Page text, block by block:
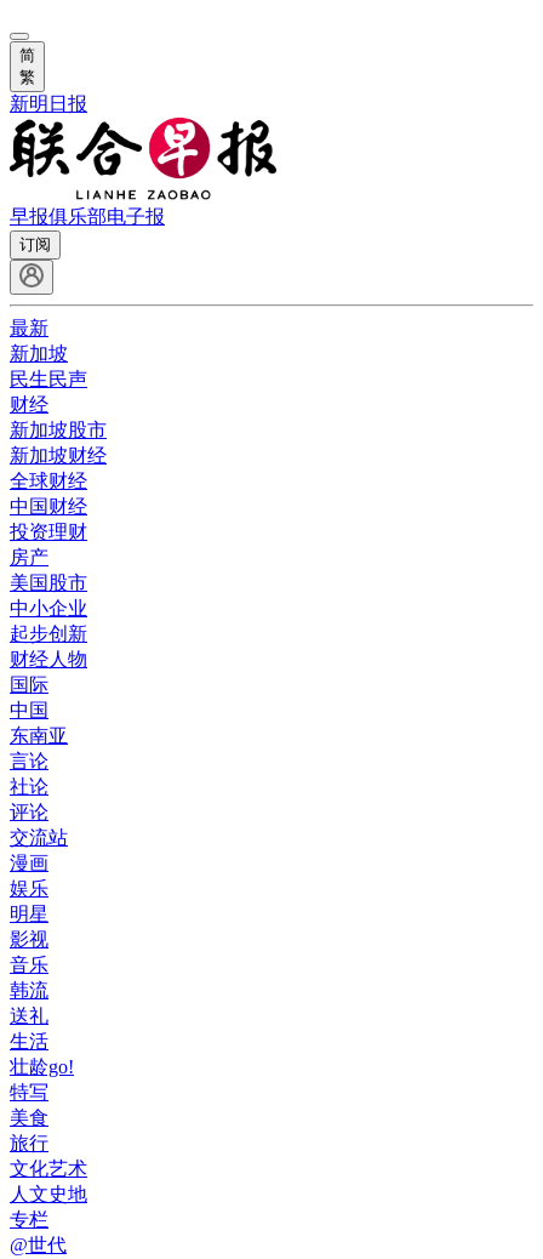
简
繁
新明日报
早报俱乐部电子报
订阅
最新
新加坡
民生民声
财经
新加坡股市
新加坡财经
全球财经
中国财经
投资理财
房产
美国股市
中小企业
起步创新
财经人物
国际
中国
东南亚
言论
社论
评论
交流站
漫画
娱乐
明星
影视
音乐
韩流
送礼
生活
壮龄go!
特写
美食
旅行
文化艺术
人文史地
专栏
@世代